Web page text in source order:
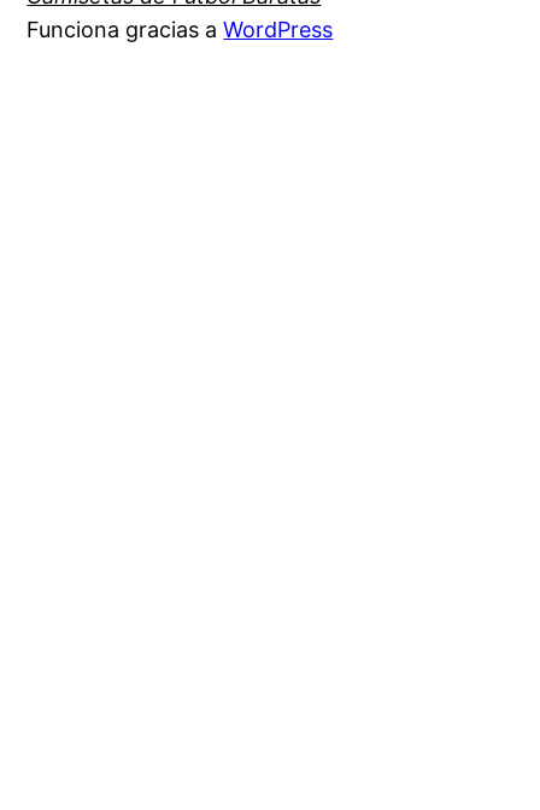
Funciona gracias aWordPress